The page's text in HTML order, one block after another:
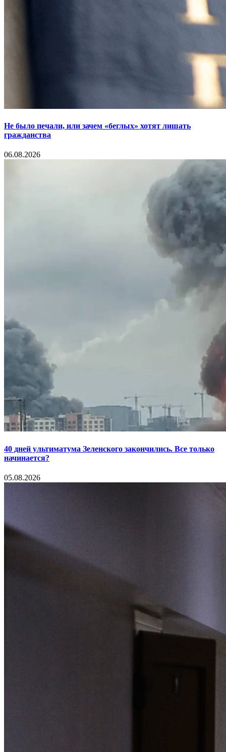
Не было печали, или зачем «беглых» хотят лишать
гражданства
06.08.2026
40 дней ультиматума Зеленского закончились. Все только
начинается?
05.08.2026